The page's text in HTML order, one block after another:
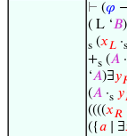
⊢ (𝜑
( L ‘𝐵
s (𝑥𝐿 ·s
+s (𝐴 ·
‘𝐴)∃𝑦
(𝐴 ·s 𝑦
((((𝑥𝑅
({𝑎 ∣ ∃